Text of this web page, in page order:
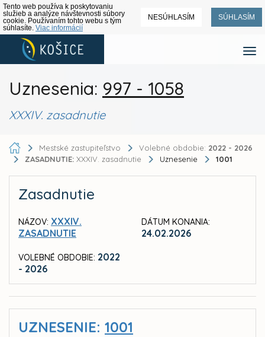
Tento web používa k poskytovaniu
služieb a analýze návštevnosti súbory
cookie. Používaním tohto webu s tým
súhlasíte. Viac informácií
NESÚHLASÍM SÚHLASÍM
Uznesenia: 997 - 1058
XXXIV. zasadnutie
Mestské zastupiteľstvo Volebné obdobie: 2022 - 2026
ZASADNUTIE: XXXIV. zasadnutie Uznesenie 1001
Zasadnutie
NÁZOV: XXXIV.
ZASADNUTIE
VOLEBNÉ OBDOBIE: 2022
- 2026
DÁTUM KONANIA:
24.02.2026
UZNESENIE: 1001